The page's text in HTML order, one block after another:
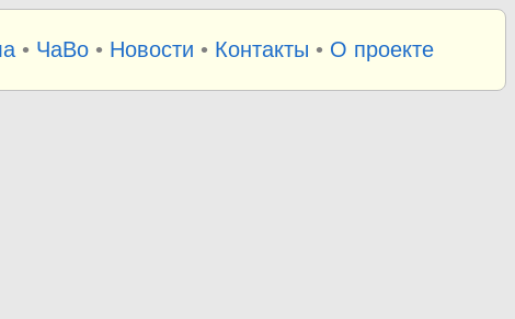
• ЧаВо• Новости • Контакты • О проекте